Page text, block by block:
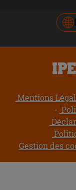
Mentions
Gestion des